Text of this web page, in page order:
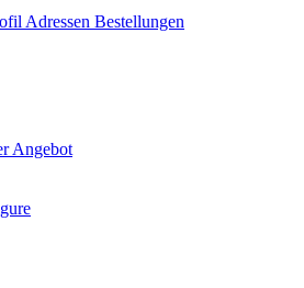
Adressen Bestellungen
Angebot